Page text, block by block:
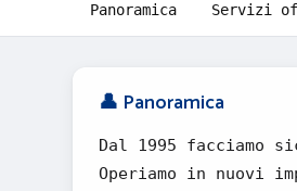
Panoramica Servizi
👤 Panoramica
Dal 1995 facciamo
Operiamo in nuovi